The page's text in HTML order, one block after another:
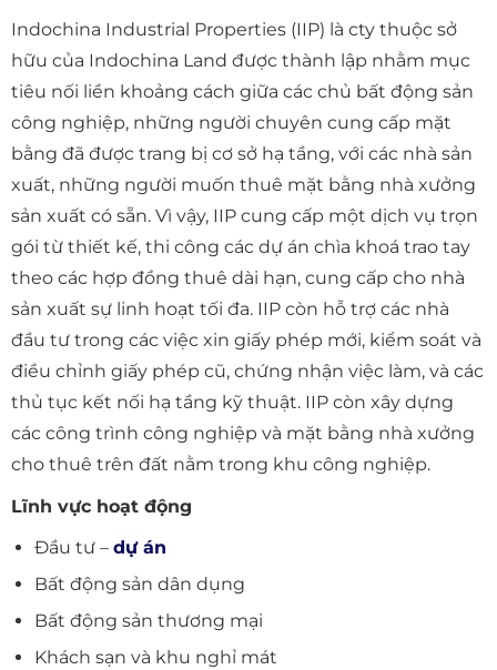
Indochina Industrial Properties (IIP) là cty thuộc sở
hữu của Indochina Land được thành lập nhằm mục
tiêu nối liền khoảng cách giữa các chủ bất động sản
công nghiệp, những người chuyên cung cấp mặt
bằng đã được trang bị cơ sở hạ tầng, với các nhà sản
xuất, những người muốn thuê mặt bằng nhà xưởng
sản xuất có sẵn. Vì vậy, IIP cung cấp một dịch vụ trọn
gói từ thiết kế, thi công các dự án chìa khoá trao tay
theo các hợp đồng thuê dài hạn, cung cấp cho nhà
sản xuất sự linh hoạt tối đa. IIP còn hỗ trợ các nhà
đầu tư trong các việc xin giấy phép mới, kiểm soát và
điều chỉnh giấy phép cũ, chứng nhận việc làm, và các
thủ tục kết nối hạ tầng kỹ thuật. IIP còn xây dựng
các công trình công nghiệp và mặt bằng nhà xưởng
cho thuê trên đất nằm trong khu công nghiệp.
Lĩnh vực hoạt động
Đầu tư – dự án
Bất động sản dân dụng
Bất động sản thương mại
Khách sạn và khu nghỉ mát